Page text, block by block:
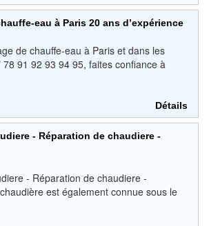
eau à Paris 20 ans d’expérience
de chauffe-eau à Paris et dans les
91 92 93 94 95, faites confiance à
Détails
- Réparation de chaudiere -
- Réparation de chaudiere -
est également connue sous le